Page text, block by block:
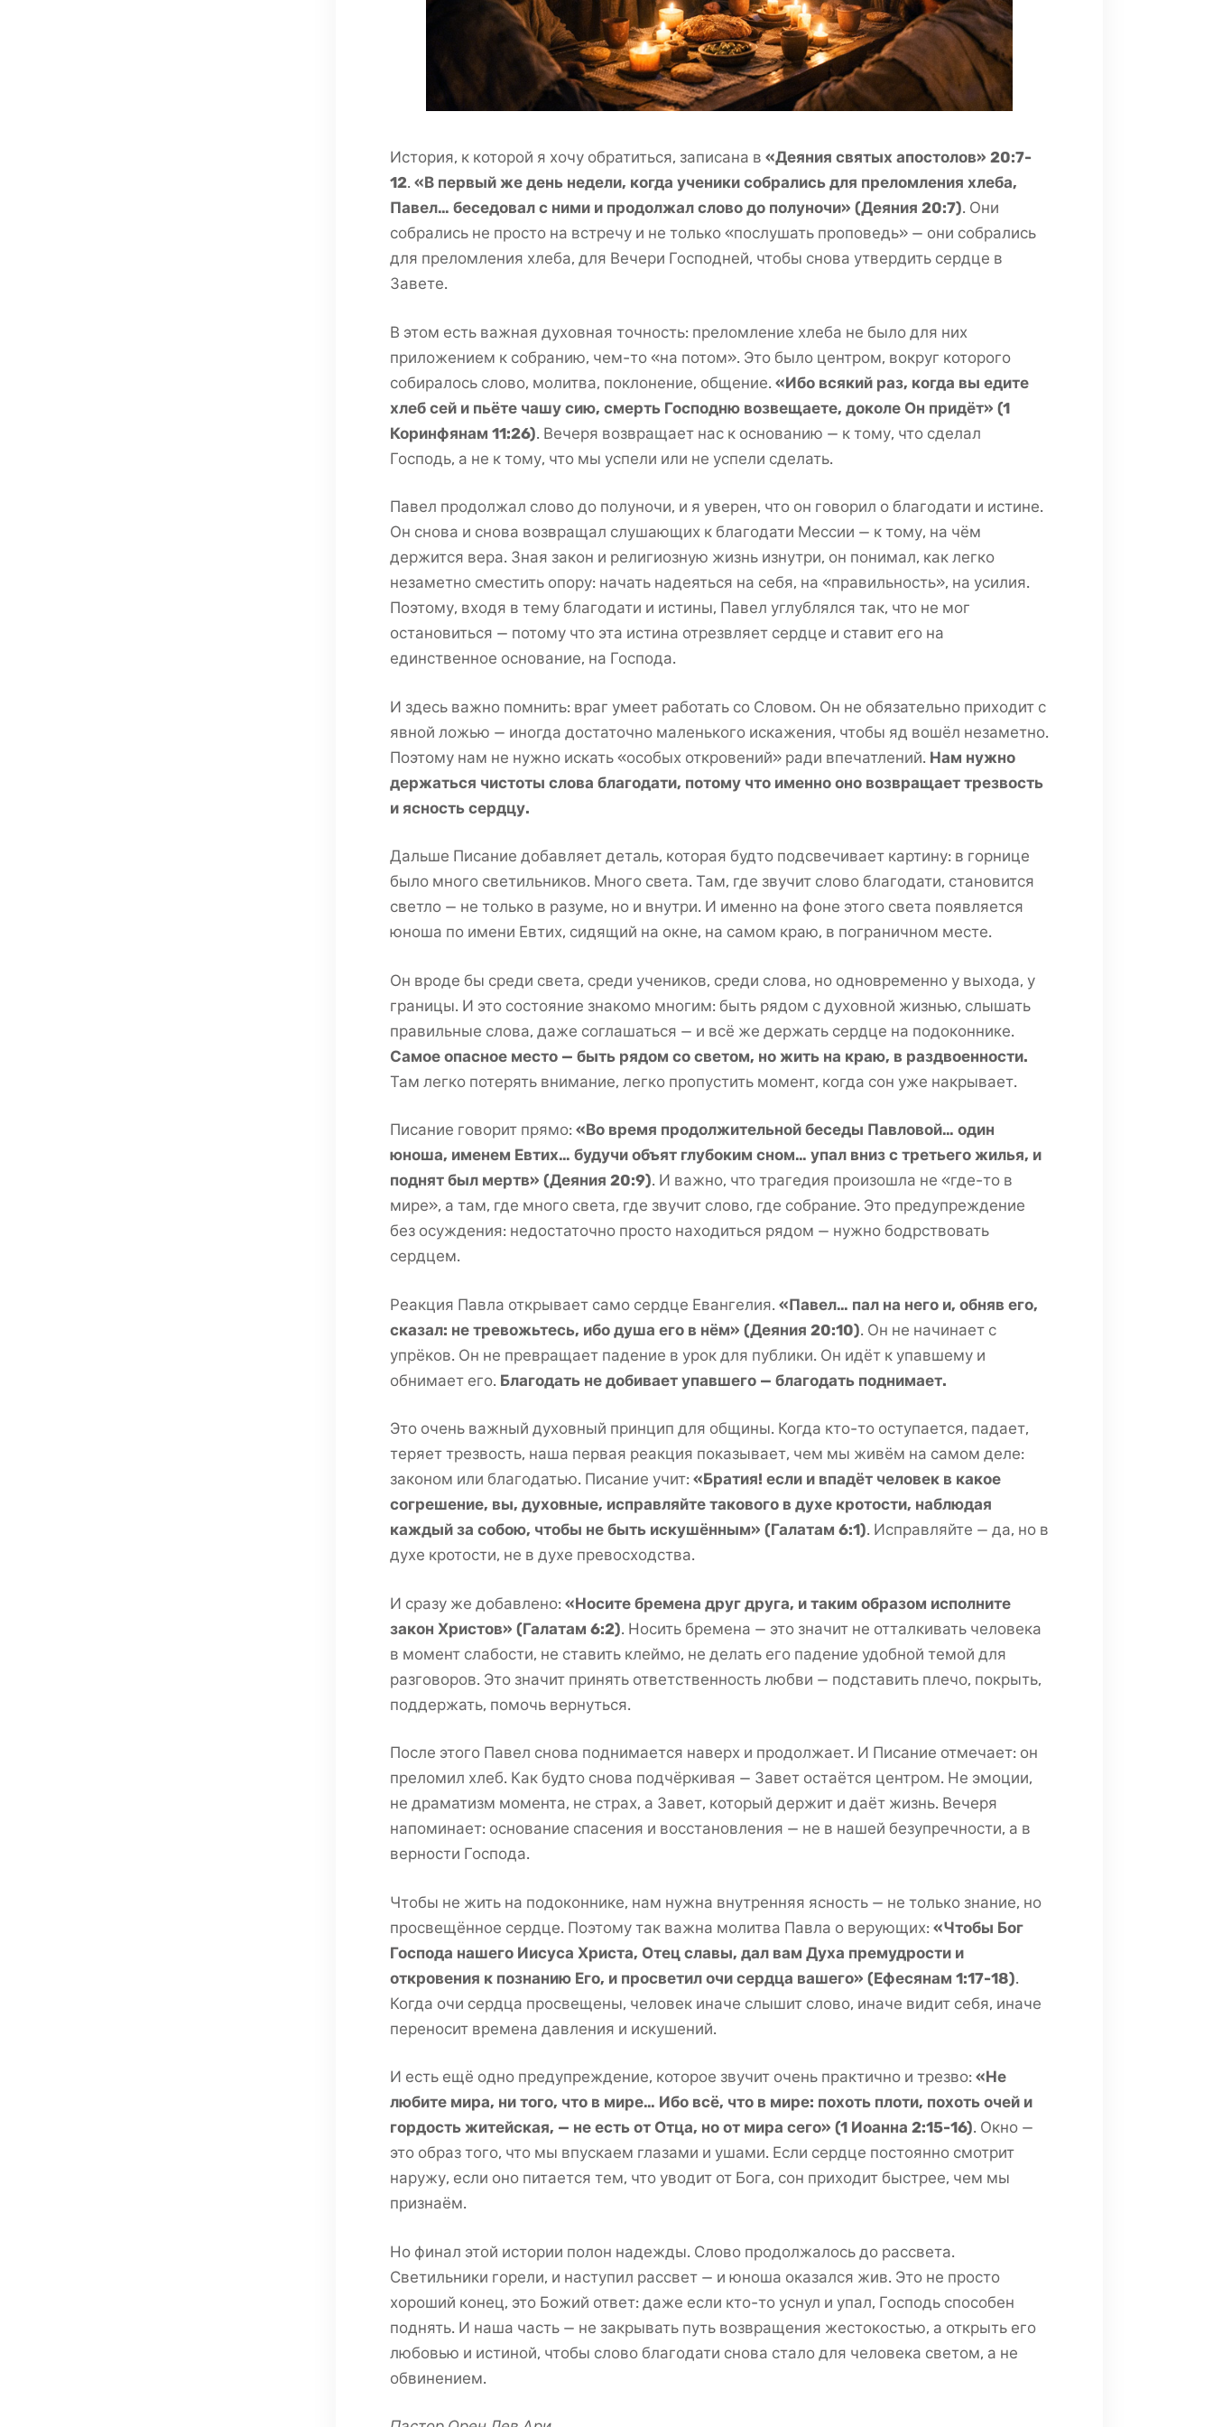
История, к которой я хочу обратиться, записана в «Деяния святых апостолов» 20:7-
12. «В первый же день недели, когда ученики собрались для преломления хлеба,
Павел… беседовал с ними и продолжал слово до полуночи» (Деяния 20:7). Они
собрались не просто на встречу и не только «послушать проповедь» — они собрались
для преломления хлеба, для Вечери Господней, чтобы снова утвердить сердце в
Завете.
В этом есть важная духовная точность: преломление хлеба не было для них
приложением к собранию, чем-то «на потом». Это было центром, вокруг которого
собиралось слово, молитва, поклонение, общение. «Ибо всякий раз, когда вы едите
хлеб сей и пьёте чашу сию, смерть Господню возвещаете, доколе Он придёт» (1
Коринфянам 11:26). Вечеря возвращает нас к основанию — к тому, что сделал
Господь, а не к тому, что мы успели или не успели сделать.
Павел продолжал слово до полуночи, и я уверен, что он говорил о благодати и истине.
Он снова и снова возвращал слушающих к благодати Мессии — к тому, на чём
держится вера. Зная закон и религиозную жизнь изнутри, он понимал, как легко
незаметно сместить опору: начать надеяться на себя, на «правильность», на усилия.
Поэтому, входя в тему благодати и истины, Павел углублялся так, что не мог
остановиться — потому что эта истина отрезвляет сердце и ставит его на
единственное основание, на Господа.
И здесь важно помнить: враг умеет работать со Словом. Он не обязательно приходит с
явной ложью — иногда достаточно маленького искажения, чтобы яд вошёл незаметно.
Поэтому нам не нужно искать «особых откровений» ради впечатлений. Нам нужно
держаться чистоты слова благодати, потому что именно оно возвращает трезвость
и ясность сердцу.
Дальше Писание добавляет деталь, которая будто подсвечивает картину: в горнице
было много светильников. Много света. Там, где звучит слово благодати, становится
светло — не только в разуме, но и внутри. И именно на фоне этого света появляется
юноша по имени Евтих, сидящий на окне, на самом краю, в пограничном месте.
Он вроде бы среди света, среди учеников, среди слова, но одновременно у выхода, у
границы. И это состояние знакомо многим: быть рядом с духовной жизнью, слышать
правильные слова, даже соглашаться — и всё же держать сердце на подоконнике.
Самое опасное место — быть рядом со светом, но жить на краю, в раздвоенности.
Там легко потерять внимание, легко пропустить момент, когда сон уже накрывает.
Писание говорит прямо: «Во время продолжительной беседы Павловой… один
юноша, именем Евтих… будучи объят глубоким сном… упал вниз с третьего жилья, и
поднят был мертв» (Деяния 20:9). И важно, что трагедия произошла не «где-то в
мире», а там, где много света, где звучит слово, где собрание. Это предупреждение
без осуждения: недостаточно просто находиться рядом — нужно бодрствовать
сердцем.
Реакция Павла открывает само сердце Евангелия. «Павел… пал на него и, обняв его,
сказал: не тревожьтесь, ибо душа его в нём» (Деяния 20:10). Он не начинает с
упрёков. Он не превращает падение в урок для публики. Он идёт к упавшему и
обнимает его. Благодать не добивает упавшего — благодать поднимает.
Это очень важный духовный принцип для общины. Когда кто-то оступается, падает,
теряет трезвость, наша первая реакция показывает, чем мы живём на самом деле:
законом или благодатью. Писание учит: «Братия! если и впадёт человек в какое
согрешение, вы, духовные, исправляйте такового в духе кротости, наблюдая
каждый за собою, чтобы не быть искушённым» (Галатам 6:1). Исправляйте — да, но в
духе кротости, не в духе превосходства.
И сразу же добавлено: «Носите бремена друг друга, и таким образом исполните
закон Христов» (Галатам 6:2). Носить бремена — это значит не отталкивать человека
в момент слабости, не ставить клеймо, не делать его падение удобной темой для
разговоров. Это значит принять ответственность любви — подставить плечо, покрыть,
поддержать, помочь вернуться.
После этого Павел снова поднимается наверх и продолжает. И Писание отмечает: он
преломил хлеб. Как будто снова подчёркивая — Завет остаётся центром. Не эмоции,
не драматизм момента, не страх, а Завет, который держит и даёт жизнь. Вечеря
напоминает: основание спасения и восстановления — не в нашей безупречности, а в
верности Господа.
Чтобы не жить на подоконнике, нам нужна внутренняя ясность — не только знание, но
просвещённое сердце. Поэтому так важна молитва Павла о верующих: «Чтобы Бог
Господа нашего Иисуса Христа, Отец славы, дал вам Духа премудрости и
откровения к познанию Его, и просветил очи сердца вашего» (Ефесянам 1:17-18).
Когда очи сердца просвещены, человек иначе слышит слово, иначе видит себя, иначе
переносит времена давления и искушений.
И есть ещё одно предупреждение, которое звучит очень практично и трезво: «Не
любите мира, ни того, что в мире… Ибо всё, что в мире: похоть плоти, похоть очей и
гордость житейская, — не есть от Отца, но от мира сего» (1 Иоанна 2:15-16). Окно —
это образ того, что мы впускаем глазами и ушами. Если сердце постоянно смотрит
наружу, если оно питается тем, что уводит от Бога, сон приходит быстрее, чем мы
признаём.
Но финал этой истории полон надежды. Слово продолжалось до рассвета.
Светильники горели, и наступил рассвет — и юноша оказался жив. Это не просто
хороший конец, это Божий ответ: даже если кто-то уснул и упал, Господь способен
поднять. И наша часть — не закрывать путь возвращения жестокостью, а открыть его
любовью и истиной, чтобы слово благодати снова стало для человека светом, а не
обвинением.